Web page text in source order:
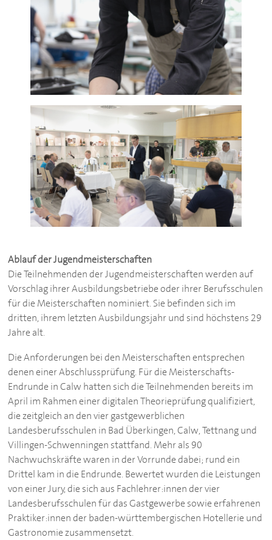
Ablauf der Jugendmeisterschaften
Die Teilnehmenden der Jugendmeisterschaften werden auf
Vorschlag ihrer Ausbildungsbetriebe oder ihrer Berufsschulen
für die Meisterschaften nominiert. Sie befinden sich im
dritten, ihrem letzten Ausbildungsjahr und sind höchstens 29
Jahre alt.
Die Anforderungen bei den Meisterschaften entsprechen
denen einer Abschlussprüfung. Für die Meisterschafts-
Endrunde in Calw hatten sich die Teilnehmenden bereits im
April im Rahmen einer digitalen Theorieprüfung qualifiziert,
die zeitgleich an den vier gastgewerblichen
Landesberufsschulen in Bad Überkingen, Calw, Tettnang und
Villingen-Schwenningen stattfand. Mehr als 90
Nachwuchskräfte waren in der Vorrunde dabei; rund ein
Drittel kam in die Endrunde. Bewertet wurden die Leistungen
von einer Jury, die sich aus Fachlehrer:innen der vier
Landesberufsschulen für das Gastgewerbe sowie erfahrenen
Praktiker:innen der baden-württembergischen Hotellerie und
Gastronomie zusammensetzt.